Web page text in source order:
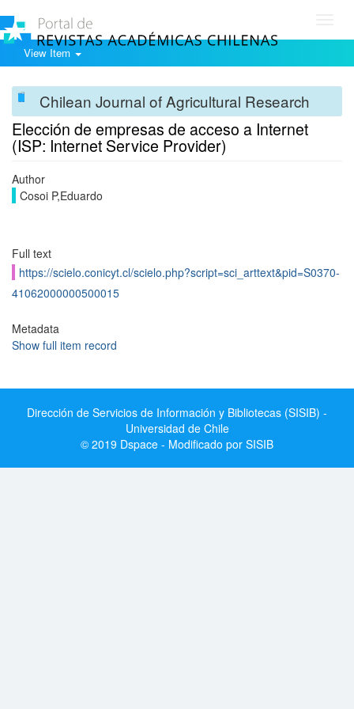
View Item
Chilean Journal of Agricultural Research
Elección de empresas de acceso a Internet
(ISP: Internet Service Provider)
Author
Cosoi P,Eduardo
Full text
https://scielo.conicyt.cl/scielo.php?script=sci_arttext&pid=S0370-
41062000000500015
Metadata
Show full item record
Dirección de Servicios de Información y Bibliotecas (SISIB) -
Universidad de Chile
© 2019 Dspace - Modificado por SISIB